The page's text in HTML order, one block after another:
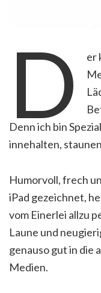
D
er
Denn ich bin
innehalten,
Humorvoll, frech
iPad gezeichnet,
vom Einerlei allzu
Laune und
genauso gut in die
Medien.